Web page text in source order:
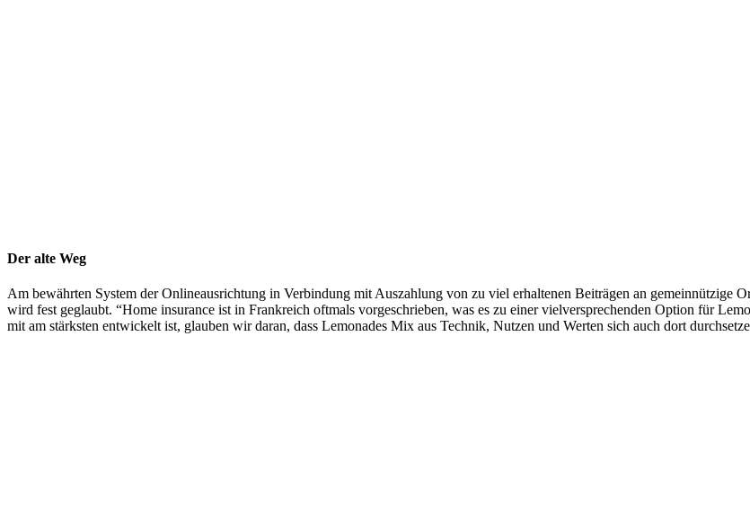
Der alte Weg
Am bewährten System der Onlineausrichtung in Verbindung mit Auszahlung von zu viel erhaltenen Beiträgen an gemeinnützige
wird fest geglaubt. “Home insurance ist in Frankreich oftmals vorgeschrieben, was es zu einer vielversprechenden Option für
mit am stärksten entwickelt ist, glauben wir daran, dass Lemonades Mix aus Technik, Nutzen und Werten sich auch dort